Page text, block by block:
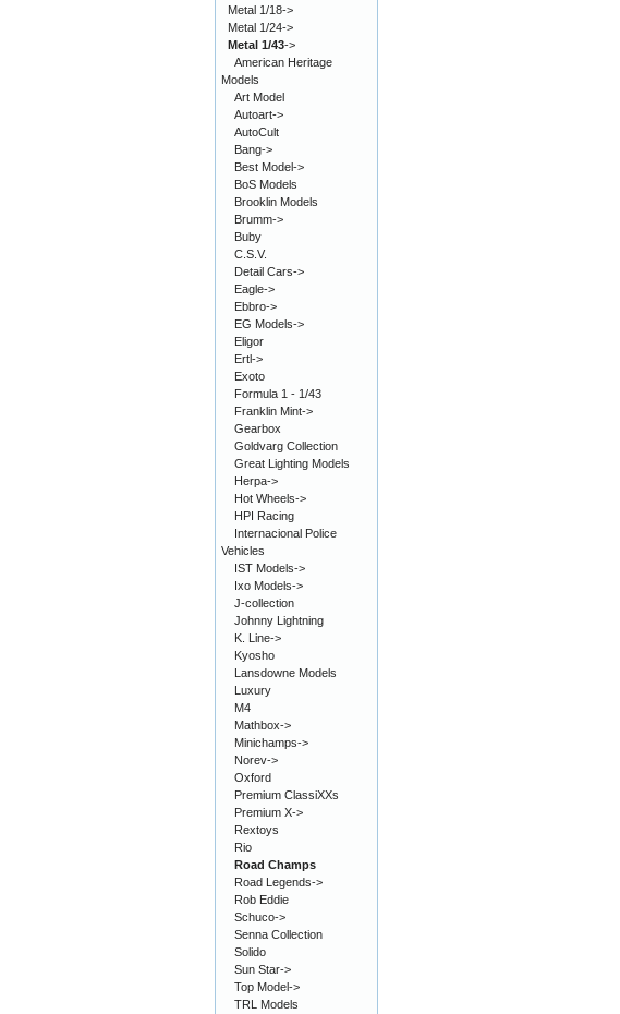
Metal 1/18->
Metal 1/24->
Metal 1/43->
American Heritage
Models
Art Model
Autoart->
AutoCult
Bang->
Best Model->
BoS Models
Brooklin Models
Brumm->
Buby
C.S.V.
Detail Cars->
Eagle->
Ebbro->
EG Models->
Eligor
Ertl->
Exoto
Formula 1 - 1/43
Franklin Mint->
Gearbox
Goldvarg Collection
Great Lighting Models
Herpa->
Hot Wheels->
HPI Racing
Internacional Police
Vehicles
IST Models->
Ixo Models->
J-collection
Johnny Lightning
K. Line->
Kyosho
Lansdowne Models
Luxury
M4
Mathbox->
Minichamps->
Norev->
Oxford
Premium ClassiXXs
Premium X->
Rextoys
Rio
Road Champs
Road Legends->
Rob Eddie
Schuco->
Senna Collection
Solido
Sun Star->
Top Model->
TRL Models